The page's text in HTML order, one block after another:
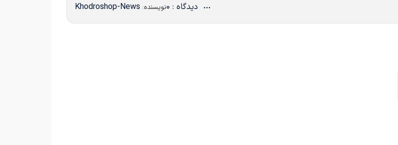
دیدگاه : 0 نویسنده: Khodroshop-News